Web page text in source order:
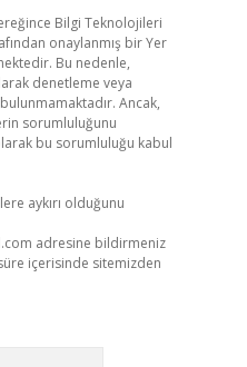
Bilgi Teknolojileri
onaylanmış bir Yer
Bu nedenle,
denetleme veya
Ancak,
sorumluluğunu
bu sorumluluğu kabul
aykırı olduğunu
adresine bildirmeniz
içerisinde sitemizden